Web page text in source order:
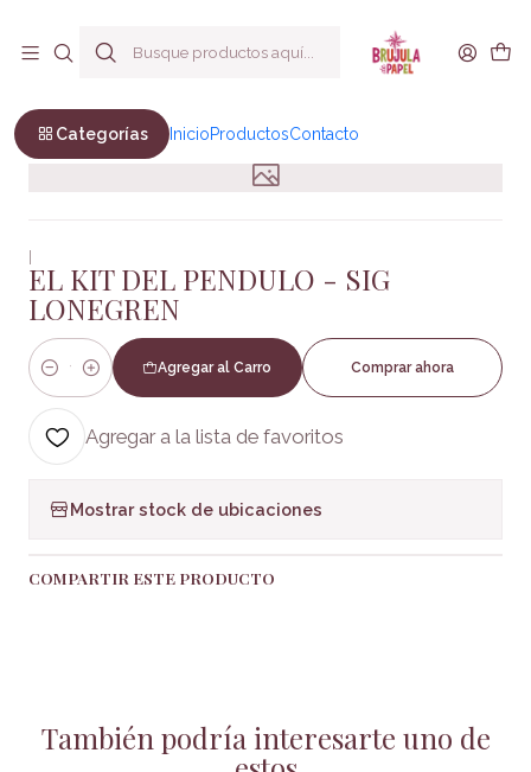
Categorías InicioProductosContacto
Esoterismo
|
EL KIT DEL PENDULO - SIG
LONEGREN
Cantidad
Agregar al Carro Comprar ahora
Agregar a la lista de favoritos
Mostrar stock de ubicaciones
COMPARTIR ESTE PRODUCTO
También podría interesarte uno de